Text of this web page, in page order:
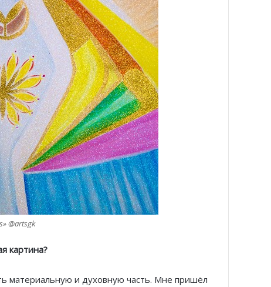
@artsgk
картина?
материальную и духовную часть. Мне пришёл